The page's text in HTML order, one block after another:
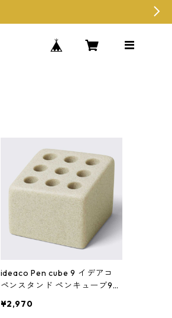
ideaco Pen cube 9 イデアコ
ペンスタンド ペンキューブ9
¥2,970